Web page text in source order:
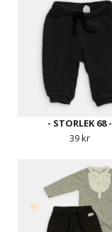
- STORLEK 68 -
39 kr